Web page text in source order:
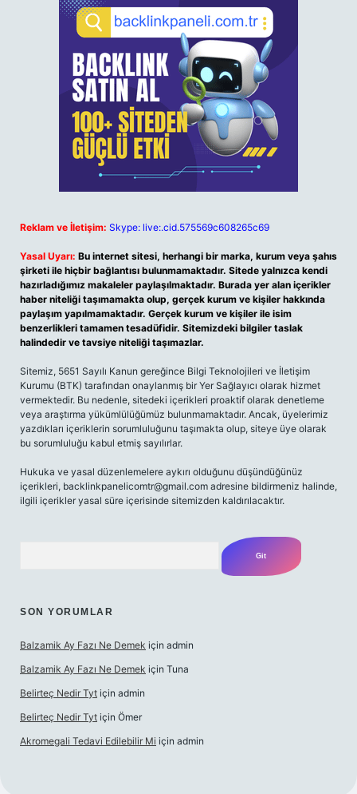
Reklam ve İletişim: Skype: live:.cid.575569c608265c69
Yasal Uyarı: Bu internet sitesi, herhangi bir marka, kurum veya şahıs
şirketi ile hiçbir bağlantısı bulunmamaktadır. Sitede yalnızca kendi
hazırladığımız makaleler paylaşılmaktadır. Burada yer alan içerikler
haber niteliği taşımamakta olup, gerçek kurum ve kişiler hakkında
paylaşım yapılmamaktadır. Gerçek kurum ve kişiler ile isim
benzerlikleri tamamen tesadüfidir. Sitemizdeki bilgiler taslak
halindedir ve tavsiye niteliği taşımazlar.
Sitemiz, 5651 Sayılı Kanun gereğince Bilgi Teknolojileri ve İletişim
Kurumu (BTK) tarafından onaylanmış bir Yer Sağlayıcı olarak hizmet
vermektedir. Bu nedenle, sitedeki içerikleri proaktif olarak denetleme
veya araştırma yükümlülüğümüz bulunmamaktadır. Ancak, üyelerimiz
yazdıkları içeriklerin sorumluluğunu taşımakta olup, siteye üye olarak
bu sorumluluğu kabul etmiş sayılırlar.
Hukuka ve yasal düzenlemelere aykırı olduğunu düşündüğünüz
içerikleri, backlinkpanelicomtr@gmail.com adresine bildirmeniz halinde,
ilgili içerikler yasal süre içerisinde sitemizden kaldırılacaktır.
SON YORUMLAR
Balzamik Ay Fazı Ne Demek için admin
Balzamik Ay Fazı Ne Demek için Tuna
Belirteç Nedir Tyt için admin
Belirteç Nedir Tyt için Ömer
Akromegali Tedavi Edilebilir Mi için admin